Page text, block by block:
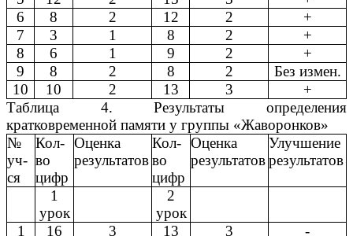
6
8 2 12 2
+
7
3 1 8 2
+
8
6 1 9 2
+
9
8 2 8 2
Без измен.
10
10 2 13 3
+
Таблица 4. Результаты определения
кратковременной памяти у группы «Жаворонков»
№
уч-
ся
Кол-
во
цифр
Оценка
результатов
Кол-
во
цифр
Оценка
результатов
Улучшение
результатов
1
урок
2
урок
1
16 3 13 3
-